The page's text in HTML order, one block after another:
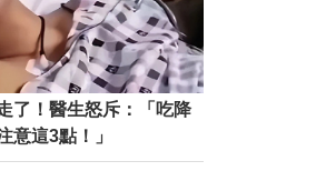
了！醫生怒斥：「吃降
意這3點！」